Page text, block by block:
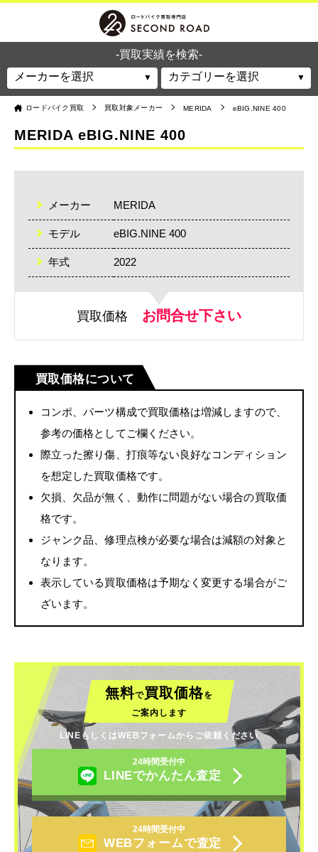
-買取実績を検索-
ロードバイク買取 買取対象メーカー MERIDA eBIG.NINE 400
MERIDA eBIG.NINE 400
メーカー MERIDA
モデル eBIG.NINE 400
年式 2022
買取価格 お問合せ下さい
買取価格について
コンポ、パーツ構成で買取価格は増減しますので、
参考の価格としてご欄ください。
際立った擦り傷、打痕等ない良好なコンディション
を想定した買取価格です。
欠損、欠品が無く、動作に問題がない場合の買取価
格です。
ジャンク品、修理点検が必要な場合は減額の対象と
なります。
表示している買取価格は予期なく変更する場合がご
ざいます。
無料で買取価格を
ご案内します
LINEもしくはWEBフォームからご依頼ください
24時間受付中
LINEでかんたん査定
24時間受付中
WEBフォームで査定